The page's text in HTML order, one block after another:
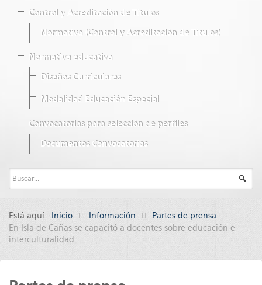
Control y Acreditación de Títulos
Normativa (Control y Acreditación de Títulos)
Normativa educativa
Diseños Curriculares
Modalidad Educación Especial
Convocatorias para selección de perfiles
Documentos Convocatorias
Está aquí: Inicio Información
Partes de prensa
En Isla de Cañas se capacitó a docentes sobre educación e
interculturalidad